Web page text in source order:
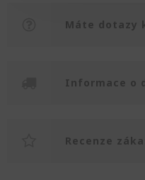
Máte dotazy
Informace o
Recenze